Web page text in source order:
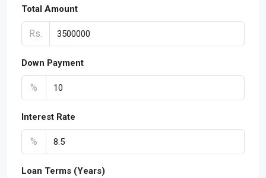
Total Amount
Rs.
Down Payment
%
Interest Rate
%
Loan Terms (Years)